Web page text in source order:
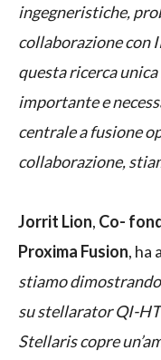
ingegneristiche,
collaborazione con
questa ricerca
importante e
centrale a fusione
collaborazione,
Jorrit Lion, Co-
Proxima Fusion, ha
stiamo
su stellarator QI-
Stellaris copre